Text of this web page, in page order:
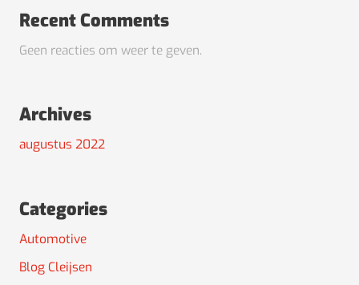
Recent Comments
Geen reacties om weer te geven.
Archives
augustus 2022
Categories
Automotive
Blog Cleijsen